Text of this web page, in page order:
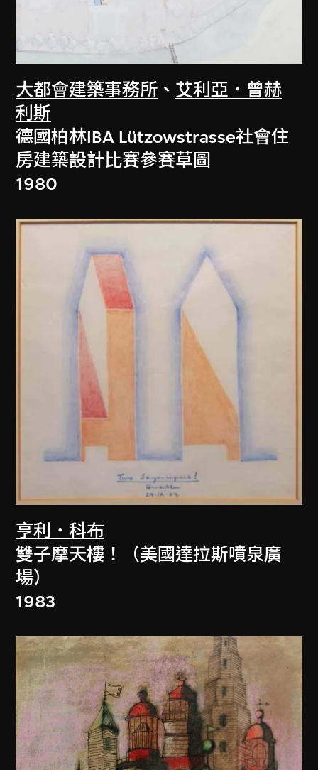
大都會建築事務所 、 艾利亞．曾赫
利斯
德國柏林IBA Lützowstrasse社會住
房建築設計比賽參賽草圖
1980
亨利．科布
雙子摩天樓！（美國達拉斯噴泉廣
場）
1983